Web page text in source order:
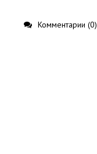
Комментарии (0)